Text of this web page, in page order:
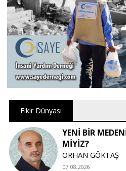
Fikir Dünyası
YENİ BİR
MİYİZ?
ORHAN GÖKTAŞ
07.08.2026